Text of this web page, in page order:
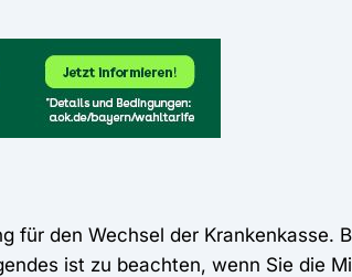
für den Wechsel der Krankenkasse.
ist zu beachten, wenn Sie die